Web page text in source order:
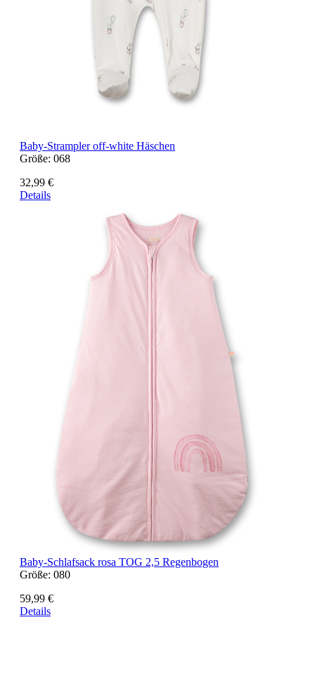
Baby-Strampler off-white Häschen
Größe: 068
32,99 €
Details
Baby-Schlafsack rosa TOG 2,5 Regenbogen
Größe: 080
59,99 €
Details